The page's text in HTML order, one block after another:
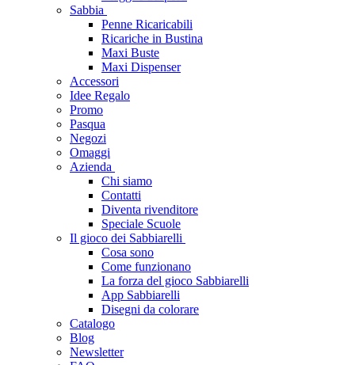
Sabbia
Penne Ricaricabili
Ricariche in Bustina
Maxi Buste
Maxi Dispenser
Accessori
Idee Regalo
Promo
Pasqua
Negozi
Omaggi
Azienda
Chi siamo
Contatti
Diventa rivenditore
Speciale Scuole
Il gioco dei Sabbiarelli
Cosa sono
Come funzionano
La forza del gioco Sabbiarelli
App Sabbiarelli
Disegni da colorare
Catalogo
Blog
Newsletter